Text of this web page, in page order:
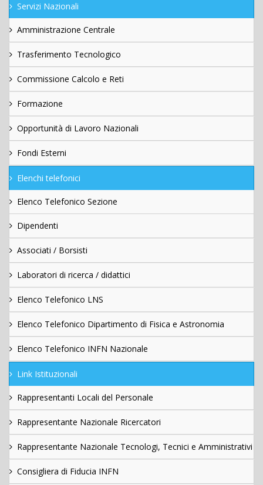
Servizi Nazionali
Amministrazione Centrale
Trasferimento Tecnologico
Commissione Calcolo e Reti
Formazione
Opportunità di Lavoro Nazionali
Fondi Esterni
Elenchi telefonici
Elenco Telefonico Sezione
Dipendenti
Associati / Borsisti
Laboratori di ricerca / didattici
Elenco Telefonico LNS
Elenco Telefonico Dipartimento di Fisica e Astronomia
Elenco Telefonico INFN Nazionale
Link Istituzionali
Rappresentanti Locali del Personale
Rappresentante Nazionale Ricercatori
Rappresentante Nazionale Tecnologi, Tecnici e Amministrativi
Consigliera di Fiducia INFN